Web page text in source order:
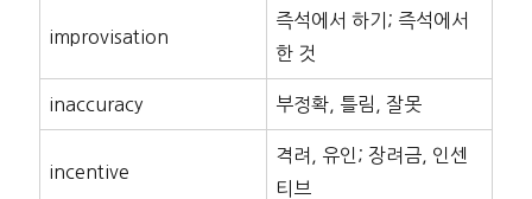
improvisation
즉석에서 하기; 즉석에서
한 것
inaccuracy 부정확, 틀림, 잘못
incentive
격려, 유인; 장려금, 인센
티브